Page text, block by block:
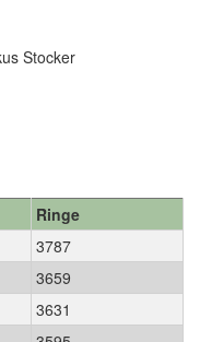
Stocker
Ringe
3787
3659
3631